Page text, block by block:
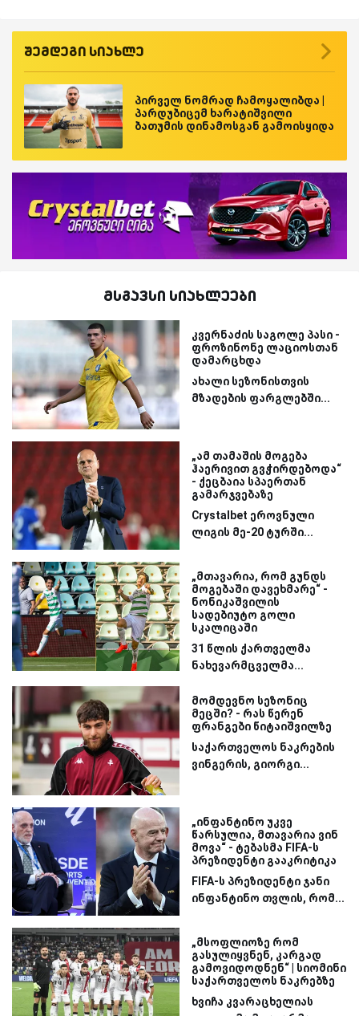
შემდეგი სიახლე
პირველ ნომრად ჩამოყალიბდა |
პარდუბიცემ ხარატიშვილი
ბათუმის დინამოსგან გამოისყიდა
მსგავსი სიახლეები
კვერნაძის საგოლე პასი -
ფროზინონე ლაციოსთან
დამარცხდა
ახალი სეზონისთვის
მზადების ფარგლებში...
„ამ თამაშის მოგება
ჰაერივით გვჭირდებოდა“
- ქეცბაია სპაერთან
გამარჯვებაზე
Crystalbet ეროვნული
ლიგის მე-20 ტურში...
„მთავარია, რომ გუნდს
მოგებაში დავეხმარე“ -
ნონიკაშვილის
სადებიუტო გოლი
სკალიცაში
31 წლის ქართველმა
ნახევარმცველმა...
მომდევნო სეზონიც
მეცში? - რას წერენ
ფრანგები წიტაიშვილზე
საქართველოს ნაკრების
ვინგერის, გიორგი...
„ინფანტინო უკვე
წარსულია, მთავარია ვინ
მოვა“ - ტებასმა FIFA-ს
პრეზიდენტი გააკრიტიკა
FIFA-ს პრეზიდენტი ჯანი
ინფანტინო თვლის, რომ...
„მსოფლიოზე რომ
გასულიყვნენ, კარგად
გამოვიდოდნენ“ | სიომინი
საქართველოს ნაკრებზე
ხვიჩა კვარაცხელიას